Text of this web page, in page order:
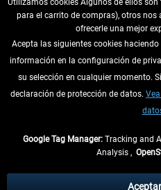
DESISTIR DEL CONTRATO
INFORMACIÓN
tasas de recepción si no
Utilizamos cookies Algunos de ellos
para el carrito de compras), otros
ofrecerle una mejor
Acepta las siguientes cookies
información en la configuración de
su selección en cualquier momento.
declaración de protección de datos.
Google Tag Manager: Tracking and
Analysis ,